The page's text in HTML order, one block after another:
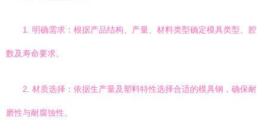
1. 明确需求：根据产品结构、产量、材料类型确定模具类型、腔
数及寿命要求。
2. 材质选择：依据生产量及塑料特性选择合适的模具钢，确保耐
磨性与耐腐蚀性。